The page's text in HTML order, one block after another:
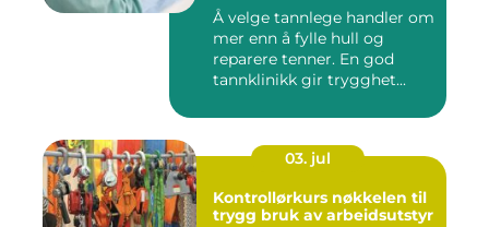
Å velge tannlege handler om
mer enn å fylle hull og
reparere tenner. En god
tannklinikk gir trygghet...
03. jul
Kontrollørkurs nøkkelen til
trygg bruk av arbeidsutstyr